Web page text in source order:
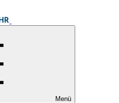
Menü